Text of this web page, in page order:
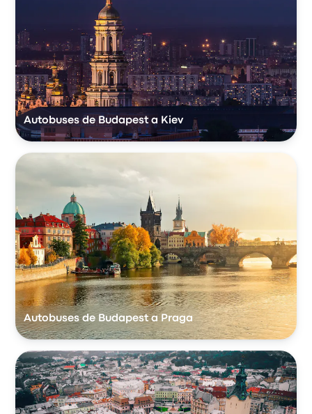
Autobuses de Budapest a Kiev
Autobuses de Budapest a Praga